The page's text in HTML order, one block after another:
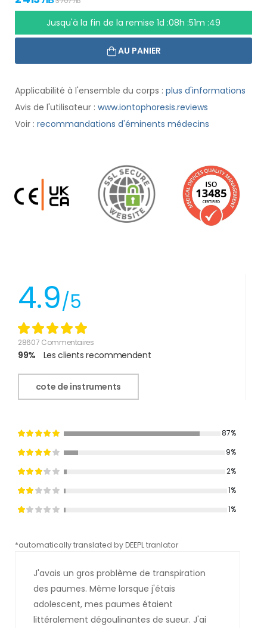
Jusqu'à la fin de la remise 1d :08h :51m :48
AU PANIER
Applicabilité à l'ensemble du corps : plus d'informations
Avis de l'utilisateur : www.iontophoresis.reviews
Voir : recommandations d'éminents médecins
4.9/5
28607 Commentaires
99% Les clients recommendent
cote de instruments
87%
9%
2%
1%
1%
*automatically translated by DEEPL tranlator
J'avais un gros problème de transpiration
des paumes. Même lorsque j'étais
adolescent, mes paumes étaient
littéralement dégoulinantes de sueur. J'ai